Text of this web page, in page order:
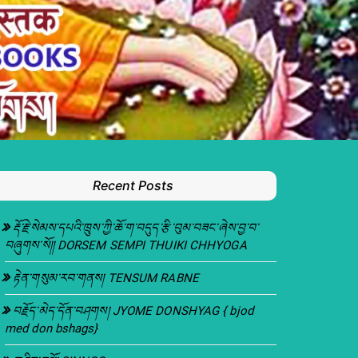
Recent Posts
རྡོ་རྗེ་སེམས་དཔའི་ཁྲུས་ཀྱི་ཆོ་ག་བདུད་རྩི་བུམ་བཟང་ཞེས་བྱ་བ་
བཞུགས་སོ།། DORSEM SEMPI THUIKI CHHYOGA
རྟེན་གསུམ་རབ་གནས། TENSUM RABNE
བརྗོད་མེད་དོན་བཤགས། JYOME DONSHYAG { bjod
med don bshags}